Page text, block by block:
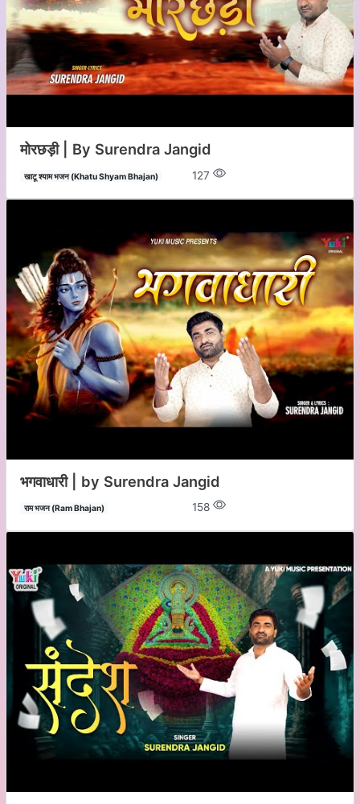
मोरछड़ी | By Surendra Jangid
खाटू श्याम भजन (Khatu Shyam Bhajan) 127
भगवाधारी | by Surendra Jangid
राम भजन (Ram Bhajan) 158